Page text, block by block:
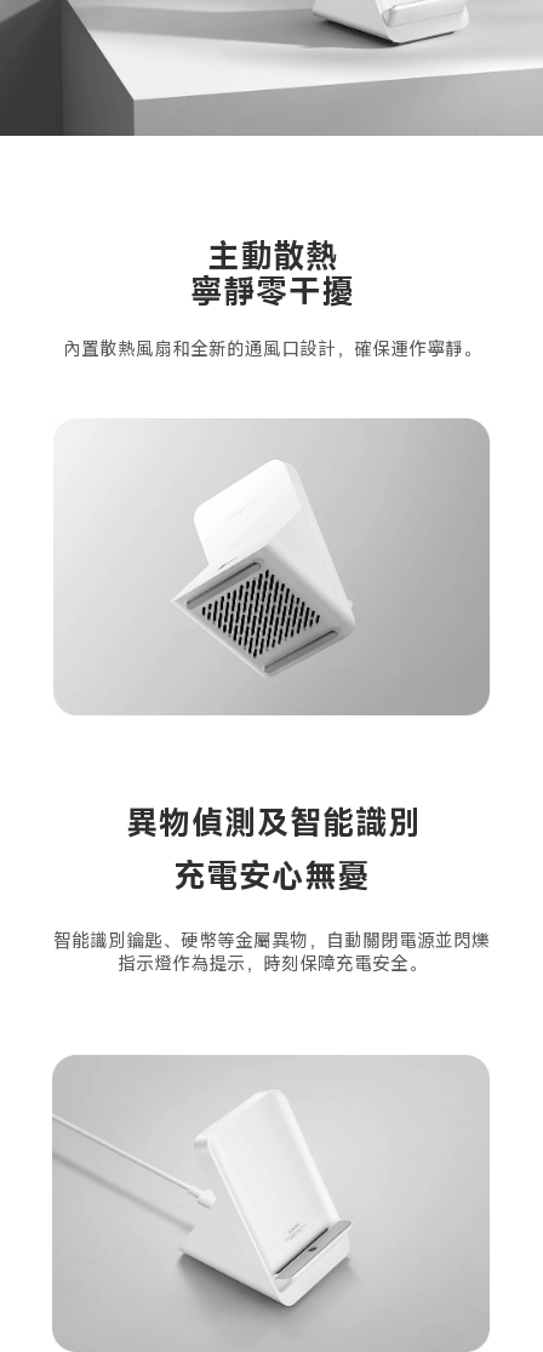
主動散熱
寧靜零干擾
內置散熱風扇和全新的通風口設計，確保運作寧靜。
異物偵測及智能識別
充電安心無憂
智能識別鑰匙、硬幣等金屬異物，自動關閉電源並閃爍
指示燈作為提示，時刻保障充電安全。